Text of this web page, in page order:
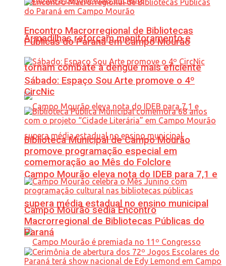
Armadilhas reforçam monitoramento e
tornam combate à dengue mais eficiente
Campo Mourão eleva nota do IDEB para 7,1 e
supera média estadual no ensino municipal
Encontro Macrorregional de Bibliotecas
Públicas do Paraná em Campo Mourão
Sábado: Espaço Sou Arte promove o 4º
CircNic
Biblioteca Municipal de Campo Mourão
promove programação especial em
comemoração ao Mês do Folclore
Campo Mourão sedia Encontro
Macrorregional de Bibliotecas Públicas do
Paraná